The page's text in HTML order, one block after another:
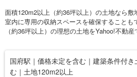
面積120m2以上（約36坪以上）の土地なら
室内に専用の収納スペースを確保することも
（約36坪以上）の理想の土地をYahoo!不動産
国府駅｜価格未定を含む｜建築条件付き
む｜土地120m2以上